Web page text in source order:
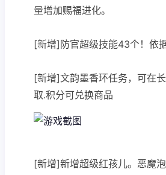
量增加赐福进化。
[新增]防官超级技能43个！依
[新增]文韵墨香环任务，可在
取.积分可兑换商品
[新增]新增超级红孩儿。恶魔泡